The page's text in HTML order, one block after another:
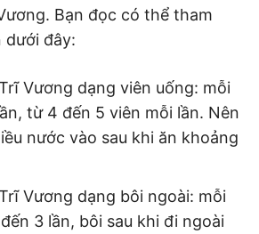
Bạn đọc có thể tham
dưới đây:
Vương dạng viên uống: mỗi
từ 4 đến 5 viên mỗi lần. Nên
nước vào sau khi ăn khoảng
Vương dạng bôi ngoài: mỗi
3 lần, bôi sau khi đi ngoài